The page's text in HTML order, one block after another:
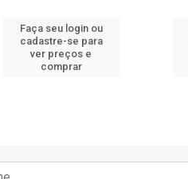
Faça seu login ou
cadastre-se para
ver preços e
comprar